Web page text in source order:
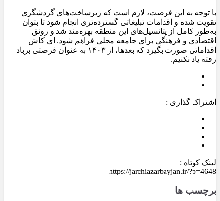
با توجه به این فرصت، لازم است که زیرساخت‌های گردشگری
تقویت شده و اقدامات تبلیغاتی گسترده‌تری انجام شود تا بتوان
به‌طور کامل از پتانسیل‌های این منطقه بهره‌مند شد و رونق
اقتصادی و فرهنگی برای جامعه محلی فراهم شود. ای کاش
اقداماتی صورت بگیرد که بعدها، از ۱۴۰۳ به عنوان فرصتی برباد
رفته یاد نکنیم.
اشتراک گذاری :
لینک کوتاه :
https://jarchiazarbayjan.ir/?p=4648
برچسب ها